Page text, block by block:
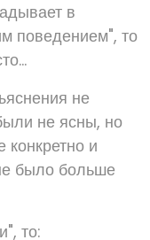
в
поведением", то
не
не ясны, но
конкретно и
было больше
то: